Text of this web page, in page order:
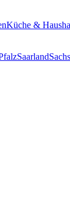
Küche &
Saarland